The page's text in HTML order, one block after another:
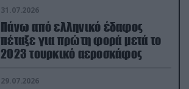
31.07.2026
Πάνω από ελληνικό έδαφος
πέταξε για πρώτη φορά μετά το
2023 τουρκικό αεροσκάφος
29.07.2026